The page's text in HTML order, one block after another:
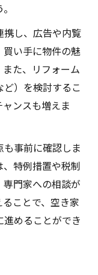
携し、広告や内覧
い手に物件の魅
た、リフォーム
）を検討するこ
ンスも増えま
事前に確認しま
特例措置や税制
門家への相談が
ことで、空き家
めることができ